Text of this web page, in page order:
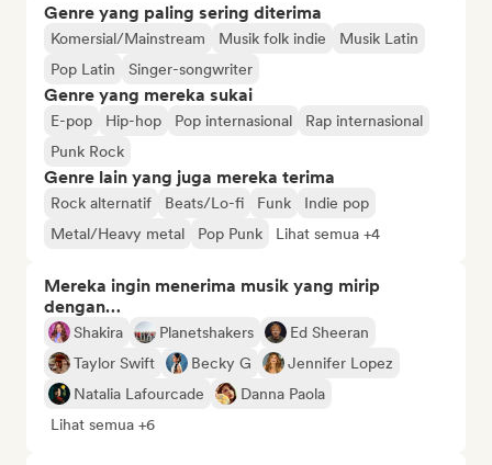
Genre yang paling sering diterima
Komersial/Mainstream Musik folk indie
Musik Latin
Pop Latin
Singer-songwriter
Genre yang mereka sukai
E-pop Hip-hop Pop internasional
Rap internasional
Punk Rock
Genre lain yang juga mereka terima
Rock alternatif Beats/Lo-fi Funk
Indie pop
Metal/Heavy metal
Pop Punk Lihat semua +4
Mereka ingin menerima musik yang mirip
dengan…
Shakira Planetshakers
Ed Sheeran
Taylor Swift
Becky G
Jennifer Lopez
Natalia Lafourcade
Danna Paola
Lihat semua +6